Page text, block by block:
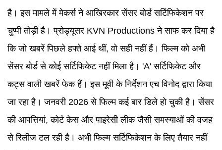
है। इस मामले में मेकर्स ने आखिरकार सेंसर बोर्ड सर्टिफिकेशन पर
चुप्पी तोड़ी है। प्रोड्यूसर KVN Productions ने साफ कर दिया है
कि जो खबरें पिछले हफ्ते आई थीं, वो सही नहीं हैं। फिल्म को अभी
सेंसर बोर्ड से कोई सर्टिफिकेट नहीं मिला है। 'A' सर्टिफिकेट और
कट्स वाली खबरें फेक हैं। इस मूवी के निर्देशन एच विनोद द्वारा किया
जा रहा है। जनवरी 2026 से फिल्म कई बार डिले हो चुकी है। सेंसर
की आपत्तियां, कोर्ट केस और पाइरेसी लीक जैसी समस्याओं की वजह
से रिलीज टल रही है। अभी फिल्म सर्टिफिकेशन के लिए तैयार नहीं